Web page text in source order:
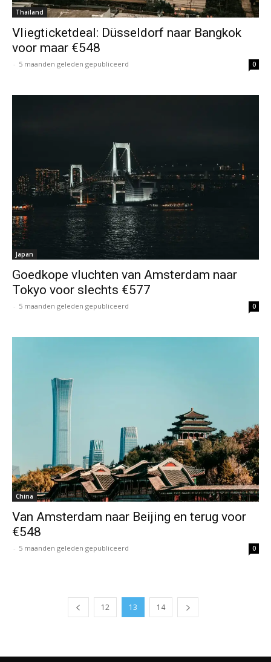
Thailand
Vliegticketdeal: Düsseldorf naar Bangkok
voor maar €548
- 5 maanden geleden gepubliceerd 0
Japan
Goedkope vluchten van Amsterdam naar
Tokyo voor slechts €577
- 5 maanden geleden gepubliceerd 0
China
Van Amsterdam naar Beijing en terug voor
€548
- 5 maanden geleden gepubliceerd 0
12 13 14